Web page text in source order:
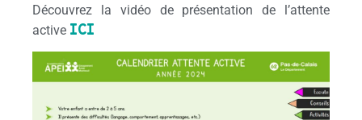
Découvrez la vidéo de présentation de l’attente
active ICI